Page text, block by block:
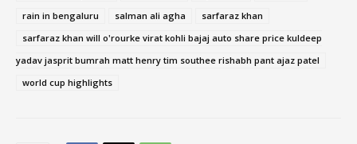
rain in bengaluru
salman ali agha
sarfaraz khan
sarfaraz khan will o'rourke virat kohli bajaj auto share price kuldeep
yadav jasprit bumrah matt henry tim southee rishabh pant ajaz patel
world cup highlights